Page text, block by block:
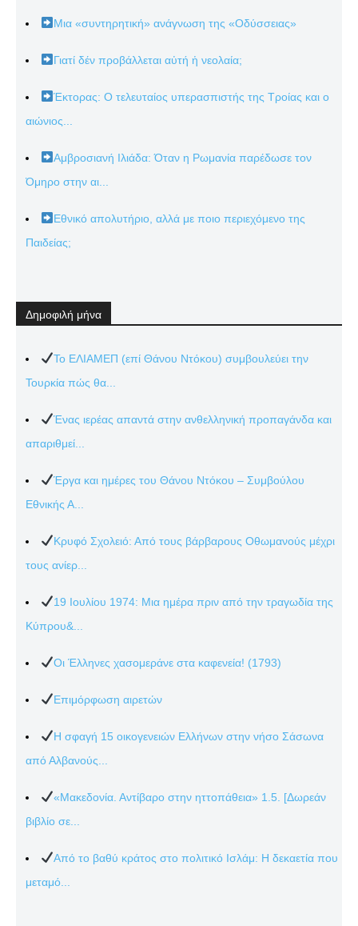
Μια «συντηρητική» ανάγνωση της «Οδύσσειας»
Γιατί δέν προβάλλεται αὐτή ἡ νεολαία;
Έκτορας: Ο τελευταίος υπερασπιστής της Τροίας και ο
αιώνιος...
Αμβροσιανή Ιλιάδα: Όταν η Ρωμανία παρέδωσε τον
Όμηρο στην αι...
Εθνικό απολυτήριο, αλλά με ποιο περιεχόμενο της
Παιδείας;
Δημοφιλή μήνα
Το ΕΛΙΑΜΕΠ (επί Θάνου Ντόκου) συμβουλεύει την
Τουρκία πώς θα...
Ένας ιερέας απαντά στην ανθελληνική προπαγάνδα και
απαριθμεί...
Έργα και ημέρες του Θάνου Ντόκου – Συμβούλου
Εθνικής Α...
Κρυφό Σχολειό: Από τους βάρβαρους Οθωμανούς μέχρι
τους ανίερ...
19 Ιουλίου 1974: Μια ημέρα πριν από την τραγωδία της
Κύπρου&...
Οι Έλληνες χασομεράνε στα καφενεία! (1793)
Επιμόρφωση αιρετών
Η σφαγή 15 οικογενειών Ελλήνων στην νήσο Σάσωνα
από Αλβανούς...
«Μακεδονία. Αντίβαρο στην ηττοπάθεια» 1.5. [Δωρεάν
βιβλίο σε...
Από το βαθύ κράτος στο πολιτικό Ισλάμ: Η δεκαετία που
μεταμό...